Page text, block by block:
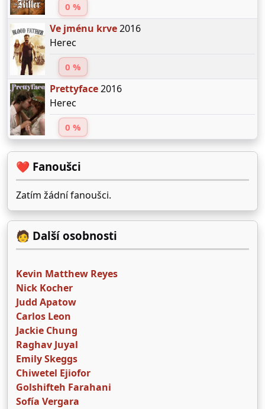
0 %
Ve jménu krve2016
Herec
0 %
Prettyface2016
Herec
0 %
❤️ Fanoušci
Zatím žádní fanoušci.
🧑 Další osobnosti
Kevin Matthew Reyes
Nick Kocher
Judd Apatow
Carlos Leon
Jackie Chung
Raghav Juyal
Emily Skeggs
Chiwetel Ejiofor
Golshifteh Farahani
Sofía Vergara